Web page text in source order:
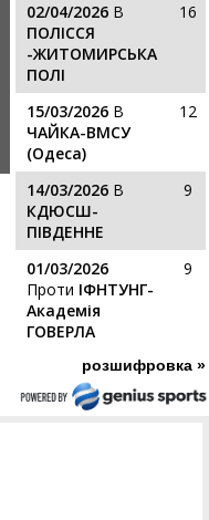
02/04/2026 В
ПОЛІССЯ
-ЖИТОМИРСЬКА
ПОЛІ
16
15/03/2026 В
ЧАЙКА-ВМСУ
(Одеса)
12
14/03/2026 В
КДЮСШ-
ПІВДЕННЕ
9
01/03/2026
Проти ІФНТУНГ-
Академія
ГОВЕРЛА
9
розшифровка »